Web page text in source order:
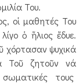
Του.
οἱ μαθητές Του
ὁ ἥλιος ἔδυε.
χόρτασαν ψυχικά
Τοῦ ζητοῦν νά
τους